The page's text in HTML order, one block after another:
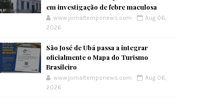
em investigação de febre maculosa
www.jornaltemponews.com
Aug 06,
2026
São José de Ubá passa a integrar
oficialmente o Mapa do Turismo
Brasileiro
www.jornaltemponews.com
Aug 06,
2026